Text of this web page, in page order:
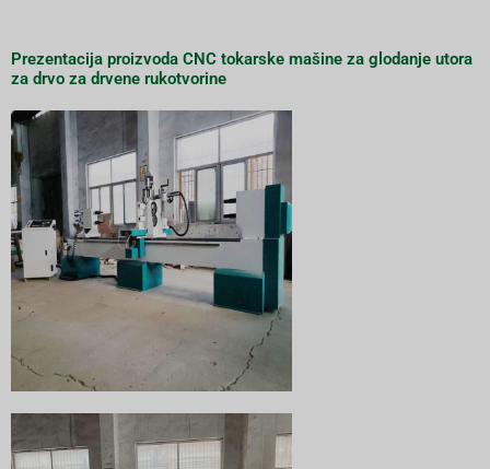
Prezentacija proizvoda CNC tokarske mašine za glodanje utora
za drvo za drvene rukotvorine